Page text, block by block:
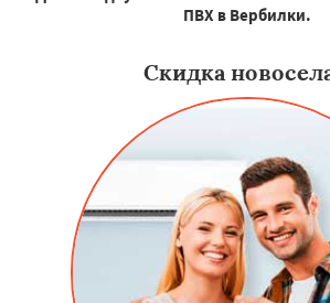
ПВХ в Вербилки.
Скидка